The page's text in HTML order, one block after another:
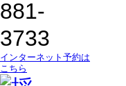
インターネット予約は
こちら